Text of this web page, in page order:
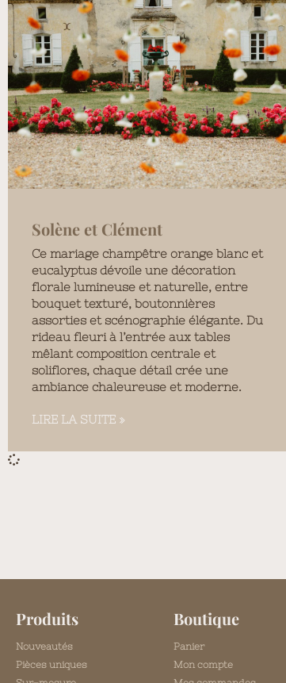
Solène et Clément
Ce mariage champêtre orange blanc et
eucalyptus dévoile une décoration
florale lumineuse et naturelle, entre
bouquet texturé, boutonnières
assorties et scénographie élégante. Du
rideau fleuri à l’entrée aux tables
mêlant composition centrale et
soliflores, chaque détail crée une
ambiance chaleureuse et moderne.
LIRE LA SUITE »
Produits
Nouveautés
Pièces uniques
Boutique
Panier
Mon compte